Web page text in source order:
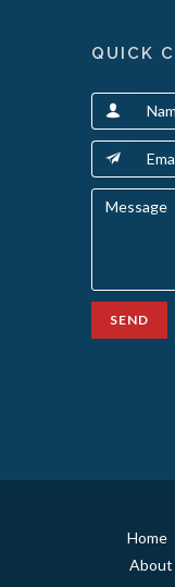
QUICK
SEND
Home
About